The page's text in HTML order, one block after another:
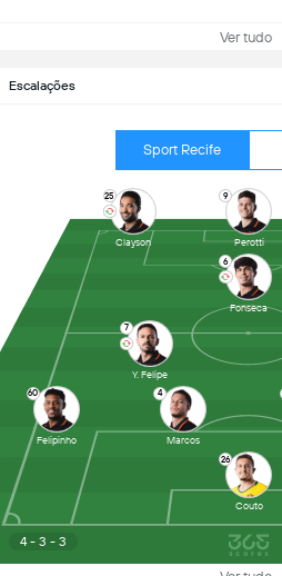
Escalações
Sport Recife
4 - 3 - 3
4
Marcos
26
Couto
9
Perotti
7
Y. Felipe
25
Clayson
60
Felipinho
6
Fonseca
Ver tudo